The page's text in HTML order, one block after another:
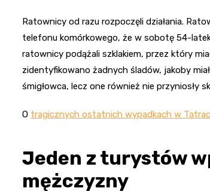
Ratownicy od razu rozpoczęli działania.
telefonu komórkowego, że w sobotę 54-
ratownicy podążali szklakiem, przez który
zidentyfikowano żadnych śladów, jakoby
śmigłowca, lecz one również nie przyniosły
O tragicznych ostatnich wypadkach w
Jeden z turystów
mężczyzny